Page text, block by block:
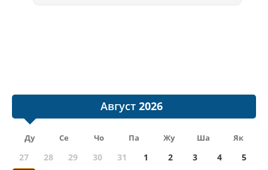
Август
Ду Се Чо Па Жу Ша Як
27 28 29 30 31 1 2 3 4
5